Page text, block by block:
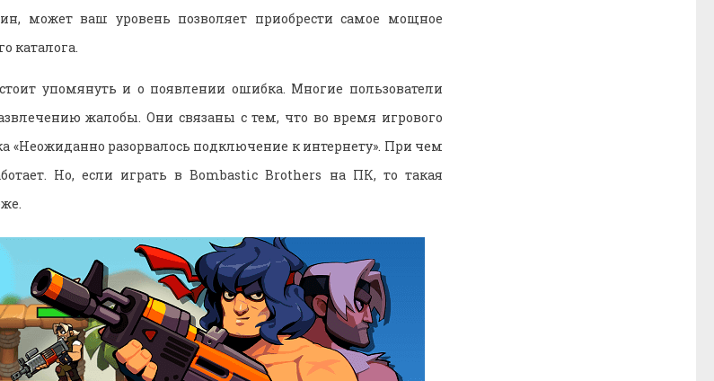
может ваш уровень позволяет приобрести самое мощное
каталога.
упомянуть и о появлении ошибка. Многие пользователи
жалобы. Они связаны с тем, что во время игрового
«Неожиданно разорвалось подключение к интернету». При чем
Но, если играть в Bombastic Brothers на ПК, то такая